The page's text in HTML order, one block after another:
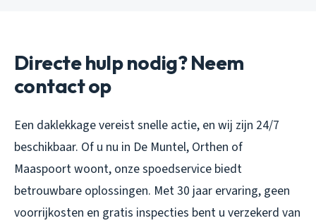
Directe hulp nodig? Neem
contact op
Een daklekkage vereist snelle actie, en wij zijn 24/7
beschikbaar. Of u nu in De Muntel, Orthen of
Maaspoort woont, onze spoedservice biedt
betrouwbare oplossingen. Met 30 jaar ervaring, geen
voorrijkosten en gratis inspecties bent u verzekerd van